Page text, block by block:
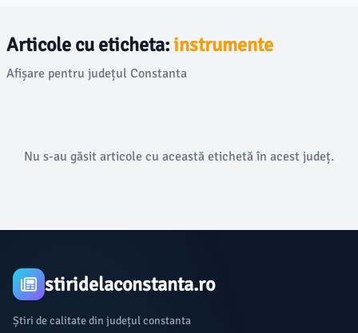
Articole cu eticheta:instrumente
Afișare pentru județul Constanta
Nu s-au găsit articole cu această etichetă în acest județ.
stiridelaconstanta.ro
Știri de calitate din județul constanta